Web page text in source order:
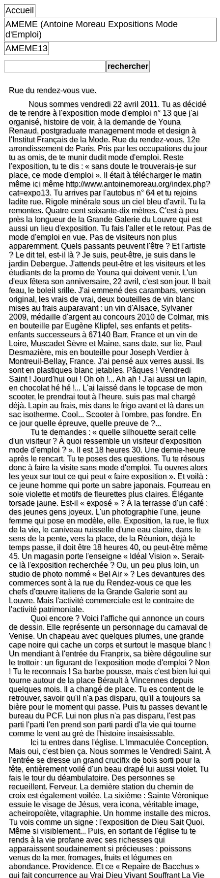
Accueil
AMEME (Antoine Moreau Expositions Mode
d'Emploi)
AMEME13
Rue du rendez-vous vue.
Nous sommes vendredi 22 avril 2011. Tu as décidé
de te rendre à l'exposition mode d'emploi n° 13 que j'ai
organisé, histoire de voir, à la demande de Youna
Renaud, postgraduate management mode et design à
l'Institut Français de la Mode. Rue du rendez-vous, 12e
arrondissement de Paris. Pris par les occupations du jour
tu as omis, de te munir dudit mode d'emploi. Reste
l'exposition, tu te dis : « sans doute le trouverais-je sur
place, ce mode d'emploi ». Il était à télécharger le matin
même ici même http://www.antoinemoreau.org/index.php?
cat=expo13. Tu arrives par l'autobus n° 64 et tu rejoins
ladite rue. Rigole minérale sous un ciel bleu d'avril. Tu la
remontes. Quatre cent soixante-dix mètres. C'est à peu
près la longueur de la Grande Galerie du Louvre qui est
aussi un lieu d'exposition. Tu fais l'aller et le retour. Pas de
mode d'emploi en vue. Pas de visiteurs non plus
apparemment. Quels passants peuvent l'être ? Et l'artiste
? Le dit tel, est-il là ? Je suis, peut-être, je suis dans le
jardin Debergue. J'attends peut-être et les visiteurs et les
étudiants de la promo de Youna qui doivent venir. L'un
d'eux fêtera son anniversaire, 22 avril, c'est son jour. Il bait
feau, le boleil srille. J'ai emmené des carambars, version
original, les vrais de vrai, deux bouteilles de vin blanc
mises au frais auparavant : un vin d'Alsace, Sylvaner
2009, médaille d'argent au concours 2010 de Colmar, mis
en bouteille par Eugène Klipfel, ses enfants et petits-
enfants successeurs à 67140 Barr, France et un vin de
Loire, Muscadet Sèvre et Maine, sans date, sur lie, Paul
Desmazière, mis en bouteille pour Joseph Verdier à
Montreuil-Bellay, France. J'ai pensé aux verres aussi. Ils
sont en plastiques blanc jetables. Pâques ! Vendredi
Saint ! Jourd'hui oui ! Oh oh !... Ah ah ! J'ai aussi un lapin,
en chocolat hé hé !... L'ai laissé dans le topcase de mon
scooter, le prendrai tout à l'heure, suis pas mal chargé
déjà. Lapin au frais, mis dans le frigo avant et là dans un
sac isotherme. Cool... Scooter à l'ombre, pas fondre. En
ce jour quelle épreuve, quelle preuve de ?...
Tu te demandes : « quelle silhouette serait celle
d'un visiteur ? À quoi ressemble un visiteur d'exposition
mode d'emploi ? ». Il est 18 heures 30. Une demie-heure
après le rencart. Tu te poses des questions. Tu te résous
donc à faire la visite sans mode d'emploi. Tu ouvres alors
les yeux sur tout ce qui peut « faire exposition ». Et voilà :
ce jeune homme qui porte un sabre japonais. Fourreau en
soie violette et motifs de fleurettes plus claires. Élégante
torsade jaune. Est-il « exposé » ? À la terrasse d'un café :
des jeunes gens joyeux. L'un photographie l'une, jeune
femme qui pose en modèle, elle. Exposition, la rue, le flux
de la vie, le caniveau ruisselle d'une eau claire, dans le
sens de la pente, vers la place, de la Réunion, déjà le
temps passe, il doit être 18 heures 40, ou peut-être même
45. Un magasin porte l'enseigne « Idéal Vision ». Serait-
ce là l'exposition recherchée ? Ou, un peu plus loin, un
studio de photo nommé « Bel Air » ? Les devantures des
commerces sont à la rue du Rendez-vous ce que les
chefs d'œuvre italiens de la Grande Galerie sont au
Louvre. Mais l'activité commerciale est le contraire de
l'activité patrimoniale.
Quoi encore ? Voici l'affiche qui annonce un cours
de dessin. Elle représente un personnage du carnaval de
Venise. Un chapeau avec quelques plumes, une grande
cape noire qui cache un corps et surtout le masque blanc !
Un mendiant à l'entrée du Franprix, sa bière dégouline sur
le trottoir : un figurant de l'exposition mode d'emploi ? Non
! Tu le reconnais ! Sa barbe pousse, mais c'est bien lui qui
tourne autour de la place Bérault à Vincennes depuis
quelques mois. Il a changé de place. Tu es content de le
retrouver, savoir qu'il n'a pas disparu, qu'il a toujours sa
bière pour le moment qui passe. Puis tu passes devant le
bureau du PCF. Lui non plus n'a pas disparu, l'est pas
parti l'parti l'en prend son parti pardi d'la vie qui tourne
comme le vent au gré de l'histoire insaisissable.
Ici tu entres dans l'église. L'Immaculée Conception.
Mais oui, c'est bien ça. Nous sommes le Vendredi Saint. À
l'entrée se dresse un grand crucifix de bois sorti pour la
fête, entièrement voilé d'un beau drapé lui aussi violet. Tu
fais le tour du déambulatoire. Des personnes se
recueillent. Ferveur. La dernière station du chemin de
croix est également voilée. La sixième : Sainte Véronique
essuie le visage de Jésus, vera icona, véritable image,
acheiropoïète, vitagraphie. Un homme installe des micros.
Tu vois comme un signe : l'exposition de Dieu Sait Quoi.
Même si visiblement... Puis, en sortant de l'église tu te
rends à la vie profane avec ses richesses qui
apparaissent soudainement si précieuses : poissons
venus de la mer, fromages, fruits et légumes en
abondance. Providence. Et ce « Repaire de Bacchus »
qui fait concurrence au Vrai Dieu Vivant Souffrant La Vie